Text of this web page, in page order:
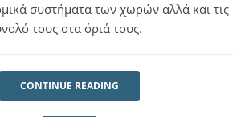
συστήματα των χωρών αλλά και τις
τους στα όριά τους.
CONTINUE READING